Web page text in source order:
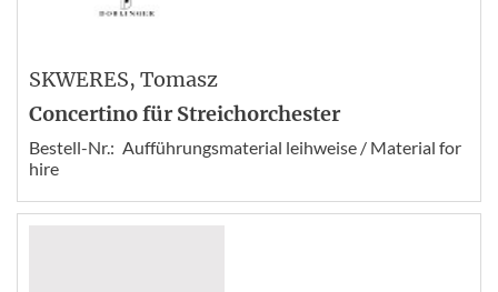
SKWERES, Tomasz
Concertino für Streichorchester
Bestell-Nr.: Aufführungsmaterial leihweise / Material for
hire